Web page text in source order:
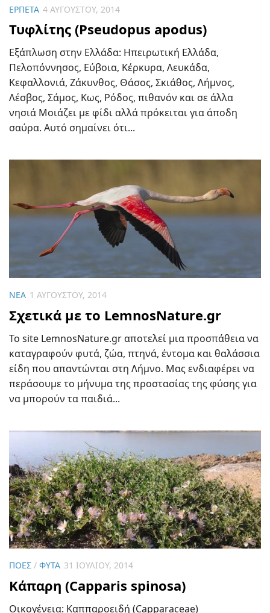
ΕΡΠΕΤΆ 4 ΑΥΓΟΎΣΤΟΥ, 2014
Τυφλίτης (Pseudopus apodus)
Εξάπλωση στην Ελλάδα: Ηπειρωτική Ελλάδα,
Πελοπόννησος, Εύβοια, Κέρκυρα, Λευκάδα,
Κεφαλλονιά, Ζάκυνθος, Θάσος, Σκιάθος, Λήμνος,
Λέσβος, Σάμος, Κως, Ρόδος, πιθανόν και σε άλλα
νησιά Μοιάζει με φίδι αλλά πρόκειται για άποδη
σαύρα. Αυτό σημαίνει ότι...
ΝΈΑ 1 ΑΥΓΟΎΣΤΟΥ, 2014
Σχετικά με το LemnosNature.gr
Το site LemnosNature.gr αποτελεί μια προσπάθεια να
καταγραφούν φυτά, ζώα, πτηνά, έντομα και θαλάσσια
είδη που απαντώνται στη Λήμνο. Μας ενδιαφέρει να
περάσουμε το μήνυμα της προστασίας της φύσης για
να μπορούν τα παιδιά...
ΠΌΕΣ / ΦΥΤΆ 31 ΙΟΥΛΊΟΥ, 2014
Κάπαρη (Capparis spinosa)
Οικογένεια: Καππαροειδή (Capparaceae)